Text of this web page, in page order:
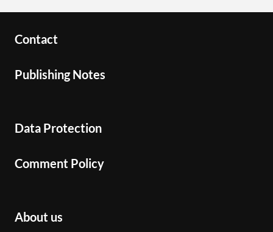
Contact
Publishing Notes
Data Protection
Comment Policy
About us